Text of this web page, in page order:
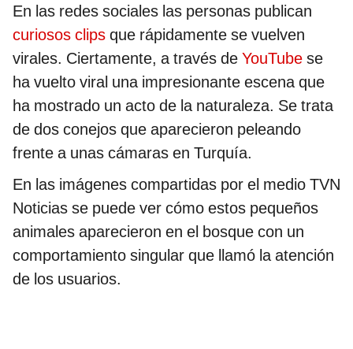
En las redes sociales las personas publican
curiosos clips que rápidamente se vuelven
virales. Ciertamente, a través de YouTube se
ha vuelto viral una impresionante escena que
ha mostrado un acto de la naturaleza. Se trata
de dos conejos que aparecieron peleando
frente a unas cámaras en Turquía.
En las imágenes compartidas por el medio TVN
Noticias se puede ver cómo estos pequeños
animales aparecieron en el bosque con un
comportamiento singular que llamó la atención
de los usuarios.